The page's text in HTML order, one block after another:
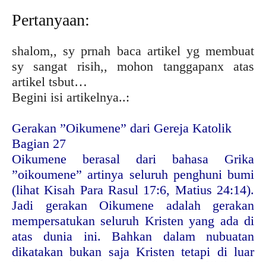
Pertanyaan:
shalom,, sy prnah baca artikel yg membuat
sy sangat risih,, mohon tanggapanx atas
artikel tsbut…
Begini isi artikelnya..:
Gerakan ”Oikumene” dari Gereja Katolik
Bagian 27
Oikumene berasal dari bahasa Grika
”oikoumene” artinya seluruh penghuni bumi
(lihat Kisah Para Rasul 17:6, Matius 24:14).
Jadi gerakan Oikumene adalah gerakan
mempersatukan seluruh Kristen yang ada di
atas dunia ini. Bahkan dalam nubuatan
dikatakan bukan saja Kristen tetapi di luar